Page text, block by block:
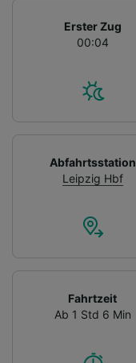
Erster Zug
00:04
Abfahrtsstation
Leipzig Hbf
Fahrtzeit
Ab 1 Std 6 Min